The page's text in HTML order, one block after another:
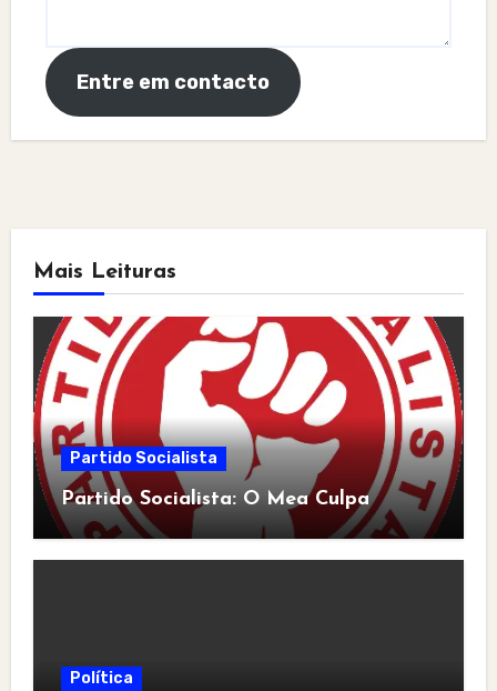
Entre em contacto
Mais Leituras
Partido Socialista
Partido Socialista: O Mea Culpa
Política